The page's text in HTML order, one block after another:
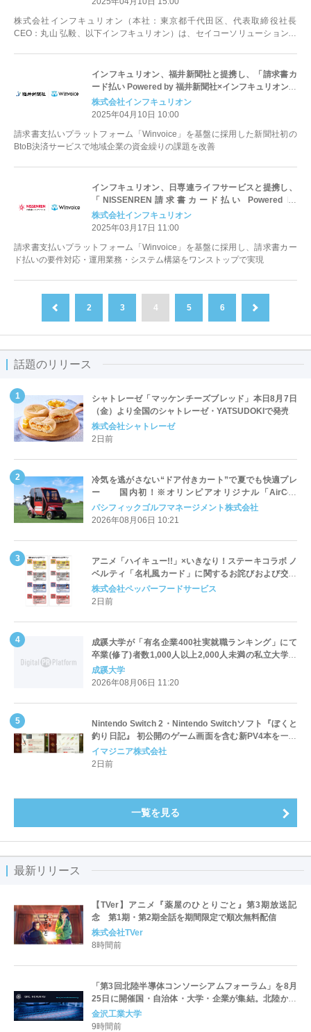
株式会社インフキュリオン（本社：東京都千代田区、代表取締役社長
CEO：丸山 弘毅、以下インフキュリオン）は、セイコーソリューションズ
インフキュリオン、福井新聞社と提携し、「請求書カ
ード払い Powered by 福井新聞社×インフキュリオン」
の提供開始
株式会社インフキュリオン
2025年04月10日 10:00
請求書支払いプラットフォーム「Winvoice」を基盤に採用した新聞社初の
BtoB決済サービスで地域企業の資金繰りの課題を改善
インフキュリオン、日専連ライフサービスと提携し、
「NISSENREN請求書カード払い Powered by
Winvoice」の提供開始
株式会社インフキュリオン
2025年03月17日 11:00
請求書支払いプラットフォーム「Winvoice」を基盤に採用し、請求書カー
ド払いの要件対応・運用業務・システム構築をワンストップで実現
2 3 4 5 6
話題のリリース
シャトレーゼ「マッケンチーズブレッド」本日8月7日
（金）より全国のシャトレーゼ・YATSUDOKIで発売
株式会社シャトレーゼ
2日前
冷気を逃がさない“ドア付きカート”で夏でも快適プレ
ー 国内初！※オリンピアオリジナル「AirCon
Cart（エアコンカート）」導入 | ＰＧＭ
パシフィックゴルフマネージメント株式会社
2026年08月06日 10:21
アニメ「ハイキュー!!」×いきなり！ステーキコラボ ノ
ベルティ「名札風カード」に関するお詫びおよび交換
対応についてのご案内
株式会社ペッパーフードサービス
2日前
成蹊大学が「有名企業400社実就職ランキング」にて
卒業(修了)者数1,000人以上2,000人未満の私立大学で
全国第1位を獲得！～実就職率は26.5%（前年比＋
4.3pt）に伸長、東京の私立大学でも10位にランクイン
成蹊大学
2026年08月06日 11:20
Nintendo Switch 2・Nintendo Switchソフト『ぼくと
釣り日記』 初公開のゲーム画面を含む新PV4本を一挙
公開！
イマジニア株式会社
2日前
一覧を見る
最新リリース
【TVer】アニメ『薬屋のひとりごと』第3期放送記
念 第1期・第2期全話を期間限定で順次無料配信
株式会社TVer
8時間前
「第3回北陸半導体コンソーシアムフォーラム」を8月
25日に開催国・自治体・大学・企業が集結。北陸から
世界に向けた半導体産業の発展とエコシステム形成を
議論
金沢工業大学
9時間前